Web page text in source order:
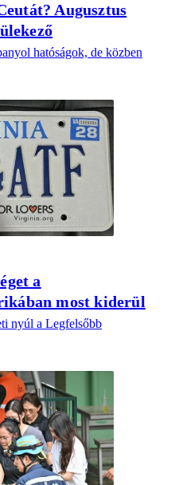
Augusztus
hatóságok, de közben
a
most kiderül
nyúl a Legfelsőbb